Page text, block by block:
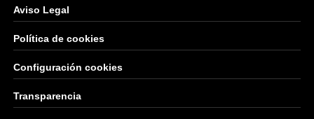
Aviso Legal
Política de cookies
Configuración cookies
Transparencia